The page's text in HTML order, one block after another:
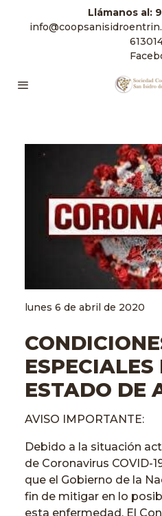
Llámanos al:
lunes 6 de abril de 2020
ESPECIALES
ESTADO DE
AVISO IMPORTANTE:
Debido a la situación
de Coronavirus COVID-
que el Gobierno de la
fin de mitigar en lo
esta enfermedad, El